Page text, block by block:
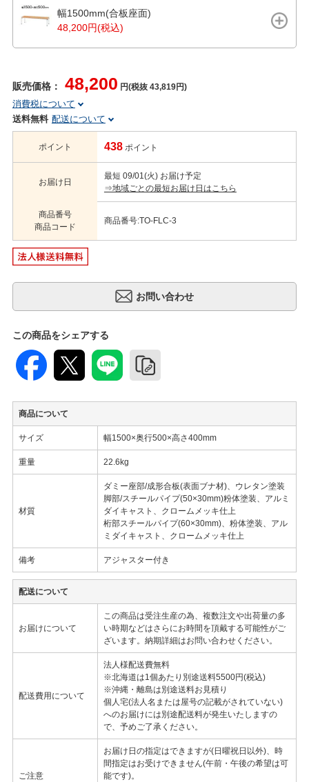
幅1500mm(合板座面)
48,200円(税込)
販売価格： 48,200 円(税抜 43,819円)
消費税について
送料無料 配送について
ポイント 438 ポイント
お届け日
最短 09/01(火) お届け予定
⇒地域ごとの最短お届け日はこちら
商品番号
商品コード
商品番号:TO-FLC-3
この商品をシェアする
商品について
サイズ 幅1500×奥行500×高さ400mm
重量 22.6kg
材質
ダミー座部/成形合板(表面ブナ材)、ウレタン塗装
脚部/スチールパイプ(50×30mm)粉体塗装、アルミ
ダイキャスト、クロームメッキ仕上
桁部スチールパイプ(60×30mm)、粉体塗装、アル
ミダイキャスト、クロームメッキ仕上
備考 アジャスター付き
配送について
お届けについて
この商品は受注生産の為、複数注文や出荷量の多
い時期などはさらにお時間を頂戴する可能性がご
ざいます。納期詳細はお問い合わせください。
配送費用について
法人様配送費無料
※北海道は1個あたり別途送料5500円(税込)
※沖縄・離島は別途送料お見積り
個人宅(法人名または屋号の記載がされていない)
へのお届けには別途配送料が発生いたしますの
で、予めご了承ください。
ご注意
お届け日の指定はできますが(日曜祝日以外)、時
間指定はお受けできません(午前・午後の希望は可
能です)。